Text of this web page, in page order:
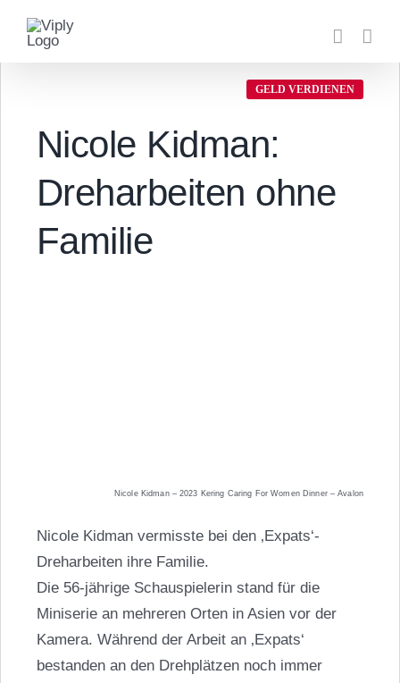
Inhalt
springen
GELD VERDIENEN
Nicole Kidman:
Dreharbeiten ohne
Familie
Nicole Kidman – 2023 Kering Caring For Women Dinner – Avalon
Nicole Kidman vermisste bei den ‚Expats‘-
Dreharbeiten ihre Familie.
Die 56-jährige Schauspielerin stand für die
Miniserie an mehreren Orten in Asien vor der
Kamera. Während der Arbeit an ‚Expats‘
bestanden an den Drehplätzen noch immer